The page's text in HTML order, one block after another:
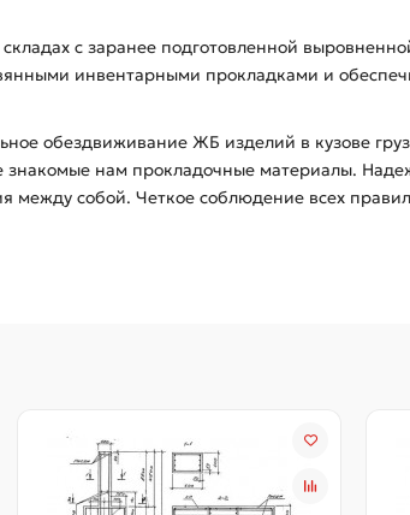
с заранее подготовленной
инвентарными прокладками и
обездвиживание ЖБ изделий в кузове
нам прокладочные материалы.
собой. Четкое соблюдение всех